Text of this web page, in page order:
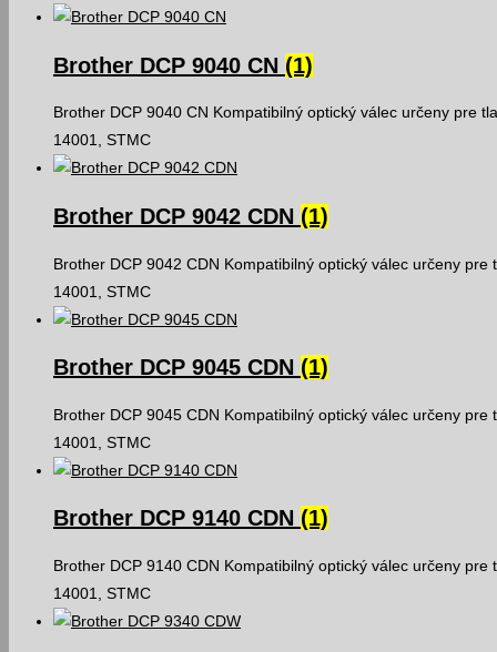
Brother DCP 9040 CN (1)
Brother DCP 9040 CN Kompatibilný optický válec určeny pre
14001, STMC
Brother DCP 9042 CDN (1)
Brother DCP 9042 CDN Kompatibilný optický válec určeny
14001, STMC
Brother DCP 9045 CDN (1)
Brother DCP 9045 CDN Kompatibilný optický válec určeny
14001, STMC
Brother DCP 9140 CDN (1)
Brother DCP 9140 CDN Kompatibilný optický válec určeny
14001, STMC